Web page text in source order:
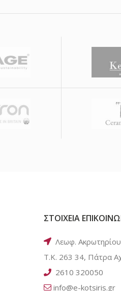
ΣΤΟΙΧΕΙΑ
Λεωφ.
Τ.Κ. 263 34, Πάτρα
2610 320050
info@e-kotsiris.gr